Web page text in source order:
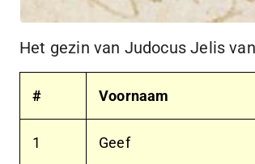
Het gezin van Judocus Jelis
# Voornaam
1 Geef